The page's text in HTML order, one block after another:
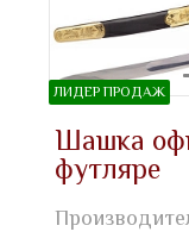
ЛИДЕР ПРОДАЖ
Шашка
футляре